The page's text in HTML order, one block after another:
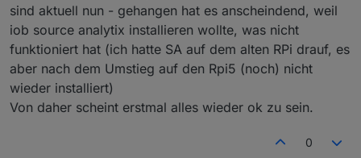
Status admin and web instance:
+ system.adapter.admin.0
+ system.adapter.web.0
Objects: 		2111
States: 		1842
sind aktuell nun - gehangen hat es anscheindend, weil
iob source analytix installieren wollte, was nicht
funktioniert hat (ich hatte SA auf dem alten RPi drauf, es
aber nach dem Umstieg auf den Rpi5 (noch) nicht
wieder installiert)
Von daher scheint erstmal alles wieder ok zu sein.
0